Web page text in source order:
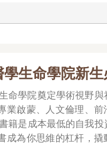
學生命學院新生
命學院奠定學術視野與
業啟蒙、人文倫理、前
籍是成本最低的自我投
成為你思維的杠杆，撬